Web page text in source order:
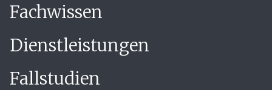
Fachwissen
Dienstleistungen
Fallstudien